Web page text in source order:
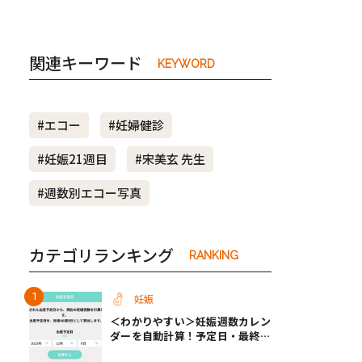
関連キーワード KEYWORD
#エコー
#妊婦健診
#妊娠21週目
#宋美玄 先生
#週数別エコー写真
カテゴリランキング RANKING
妊娠
＜わかりやすい＞妊娠週数カレン
ダーを自動計算！予定日・最終生